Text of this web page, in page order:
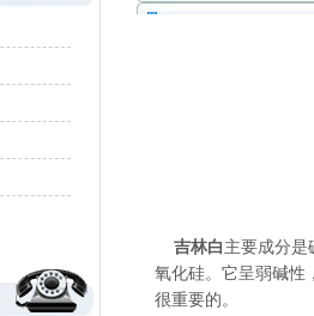
吉林白 主要成分是
氧化硅。它呈弱碱性
很重要的。